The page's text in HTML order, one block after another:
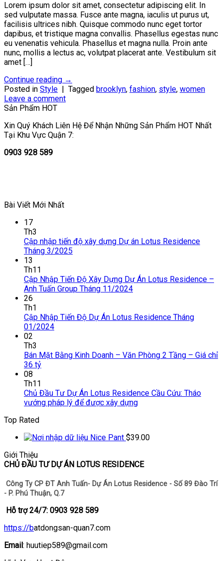
Lorem ipsum dolor sit amet, consectetur adipiscing elit. In
sed vulputate massa. Fusce ante magna, iaculis ut purus ut,
facilisis ultrices nibh. Quisque commodo nunc eget tortor
dapibus, et tristique magna convallis. Phasellus egestas nunc
eu venenatis vehicula. Phasellus et magna nulla. Proin ante
nunc, mollis a lectus ac, volutpat placerat ante. Vestibulum sit
amet […]
Continue reading →
Posted in Style | Tagged brooklyn, fashion, style, women
Leave a comment
Sản Phẩm HOT
Xin Quý Khách Liên Hệ Để Nhận Những Sản Phẩm HOT Nhất
Tại Khu Vực Quận 7:
0903 928 589
Bài Viết Mới Nhất
17
Th3
Cập nhập tiến độ xây dựng Dự án Lotus Residence
Tháng 3/2025
13
Th11
Cập Nhập Tiến Độ Xây Dựng Dự Án Lotus Residence –
Anh Tuấn Group Tháng 11/2024
26
Th1
Cập Nhập Tiến Độ Dự Án Lotus Residence Tháng
01/2024
02
Th3
Bán Mặt Bằng Kinh Doanh – Văn Phòng 2 Tầng – Giá chỉ
36 tỷ
08
Th11
Chủ Đầu Tư Dự Án Lotus Residence Cầu Cứu: Tháo
vướng pháp lý để được xây dựng
Top Rated
Nice Pant $39.00
Giới Thiệu
CHỦ ĐẦU TƯ DỰ ÁN LOTUS RESIDENCE
Công Ty CP ĐT Anh Tuấn- Dự Án Lotus Residence - Số 89 Đào Trí
- P. Phú Thuận, Q.7
Hỗ trợ 24/7: 0903 928 589
https://batdongsan-quan7.com
Email: huutiep589@gmail.com